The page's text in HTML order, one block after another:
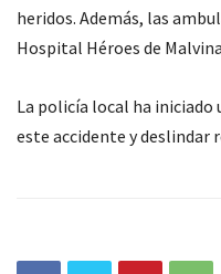
heridos. Además, las
Hospital Héroes de
La policía local ha
este accidente y deslindar